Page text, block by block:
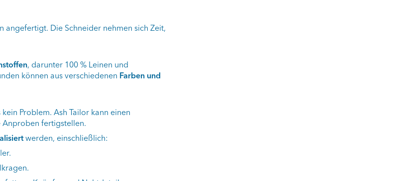
Die Schneider nehmen sich Zeit,
, darunter 100 % Leinen und
können aus verschiedenen Farben und
kein Problem. Ash Tailor kann einen
Anproben fertigstellen.
werden, einschließlich: